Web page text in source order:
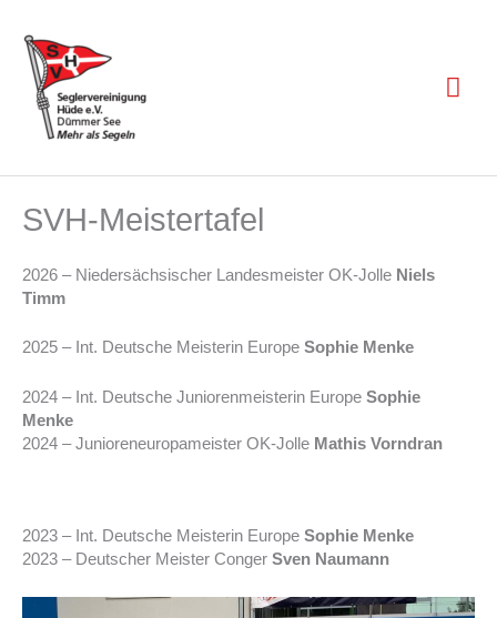
Inhalt
springen
SVH-Meistertafel
2026 – Niedersächsischer Landesmeister OK-Jolle Niels
Timm
2025 – Int. Deutsche Meisterin Europe Sophie Menke
2024 – Int. Deutsche Juniorenmeisterin Europe Sophie
Menke
2024 – Junioreneuropameister OK-Jolle Mathis Vorndran
2023 – Int. Deutsche Meisterin Europe Sophie Menke
2023 – Deutscher Meister Conger Sven Naumann